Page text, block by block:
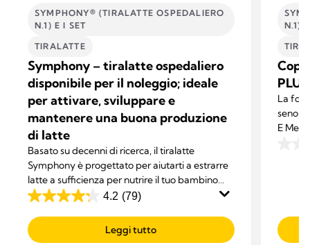
SYMPHONY® (TIRALATTE OSPEDALIERO
N.1) E I SET
TIRALATTE
Symphony – tiralatte ospedaliero
disponibile per il noleggio; ideale
per attivare, sviluppare e
mantenere una buona produzione
di latte
Basato su decenni di ricerca, il tiralatte
Symphony è progettato per aiutarti a estrarre
latte a sufficienza per nutrire il tuo bambino
esclusivamente con latte umano.
4.2 (79)
4.2
su
5
Leggi tutto
N.1)
PLUS
La
seno
E